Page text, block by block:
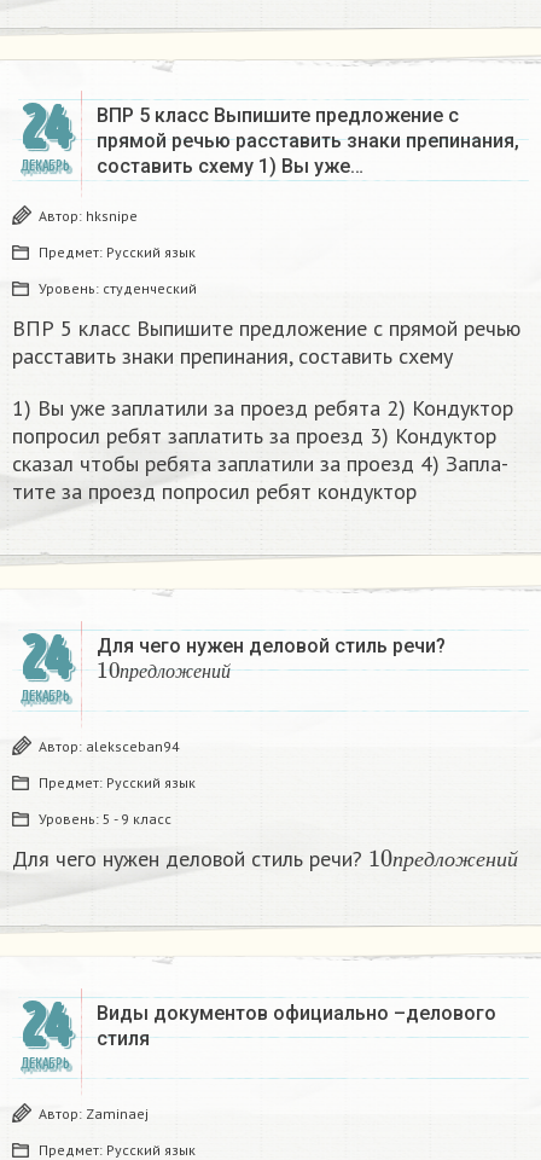
24
ДЕКАБРЬ
ВПР 5 класс Выпишите предложение с
прямой речью расставить знаки препинания,
составить схему 1) Вы уже…
Автор: hksnipe
Предмет: Русский язык
Уровень: студенческий
ВПР 5 класс Выпишите предложение с прямой речью
расставить знаки препинания, составить схему
1) Вы уже за­пла­ти­ли за про­езд ре­бя­та 2) Кон­дук­тор
по­про­сил ребят за­пла­тить за про­езд 3) Кон­дук­тор
ска­зал чтобы ре­бя­та за­пла­ти­ли за про­езд 4) За­пла­
ти­те за про­езд по­про­сил ребят кон­дук­тор​
24
ДЕКАБРЬ
Для чего нужен деловой стиль речи?
пре дло жений
10п редложен ий
Автор: aleksceban94
Предмет: Русский язык
Уровень: 5 - 9 класс
Для чего нужен деловой стиль речи? пре дл о жен и й
10
24
ДЕКАБРЬ
Виды документов официально –делового
стиля
Автор: Zaminaej
Предмет: Русский язык